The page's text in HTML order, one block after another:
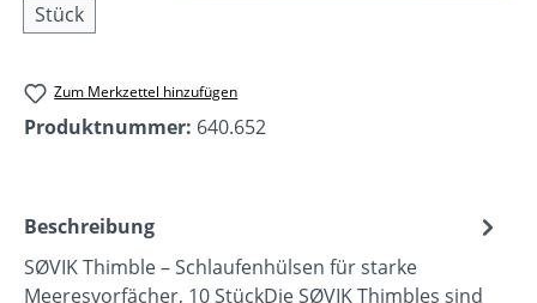
Stück
Zum Merkzettel hinzufügen
Produktnummer: 640.652
Beschreibung
SØVIK Thimble – Schlaufenhülsen für starke
Meeresvorfächer, 10 StückDie SØVIK Thimbles sind